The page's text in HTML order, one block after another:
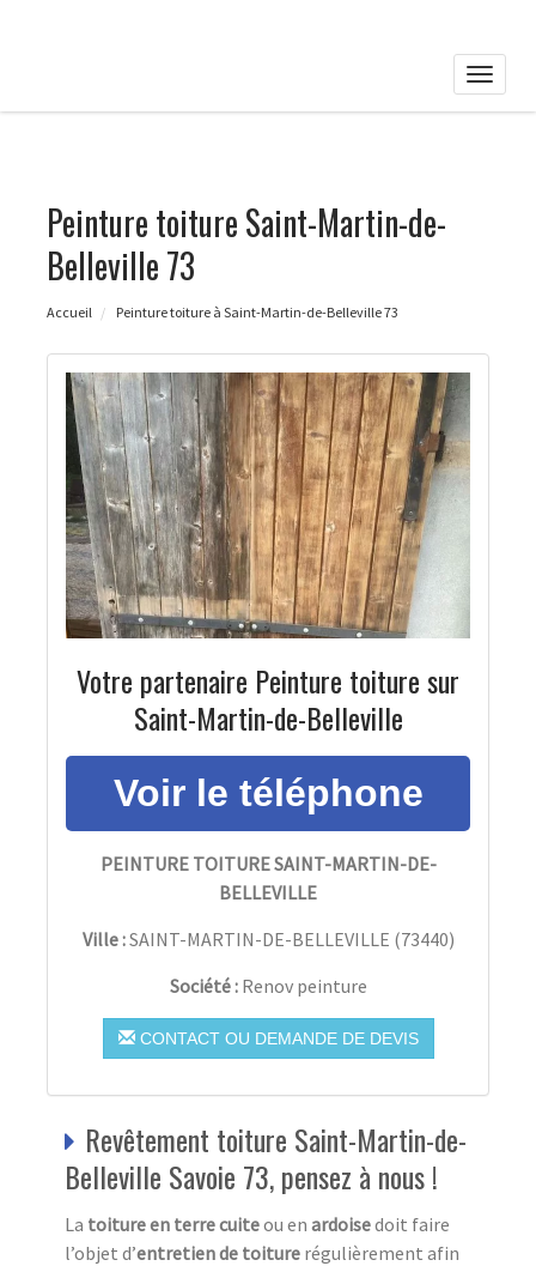
Toggle
Peinture toiture Saint-Martin-de-
Belleville 73
Accueil Peinture toiture à Saint-Martin-de-Belleville 73
Votre partenaire Peinture toiture sur
Saint-Martin-de-Belleville
PEINTURE TOITURE SAINT-MARTIN-DE-
BELLEVILLE
Ville :SAINT-MARTIN-DE-BELLEVILLE (73440)
Société : Renov peinture
CONTACT OU DEMANDE DE DEVIS
Revêtement toiture Saint-Martin-de-
Belleville Savoie 73, pensez à nous !
La toiture en terre cuiteou en ardoisedoit faire
l’objet d’entretien de toiture régulièrement afin